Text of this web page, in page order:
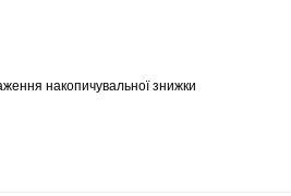
накопичувальної знижки